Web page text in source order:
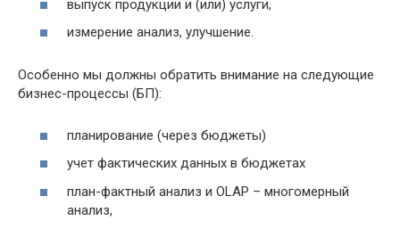
выпуск продукции и (или) услуги,
измерение анализ, улучшение.
Особенно мы должны обратить внимание на следующие
бизнес-процессы (БП):
планирование (через бюджеты)
учет фактических данных в бюджетах
план-фактный анализ и OLAP – многомерный
анализ,